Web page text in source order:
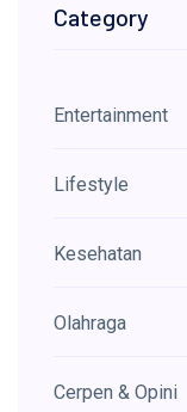
Category
Entertainment
Lifestyle
Kesehatan
Olahraga
Cerpen & Opini